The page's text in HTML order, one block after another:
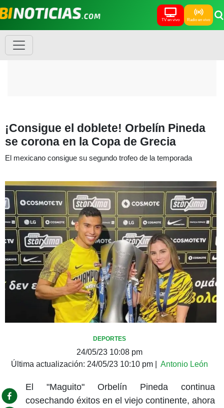
TV en vivo Radio en vivo
¡Consigue el doblete! Orbelín Pineda
se corona en la Copa de Grecia
El mexicano consigue su segundo trofeo de la temporada
DEPORTES
24/05/23 10:08 pm
Última actualización: 24/05/23 10:10 pm Antonio León
El "Maguito" Orbelín Pineda continua
cosechando éxitos en el viejo continente, ahora